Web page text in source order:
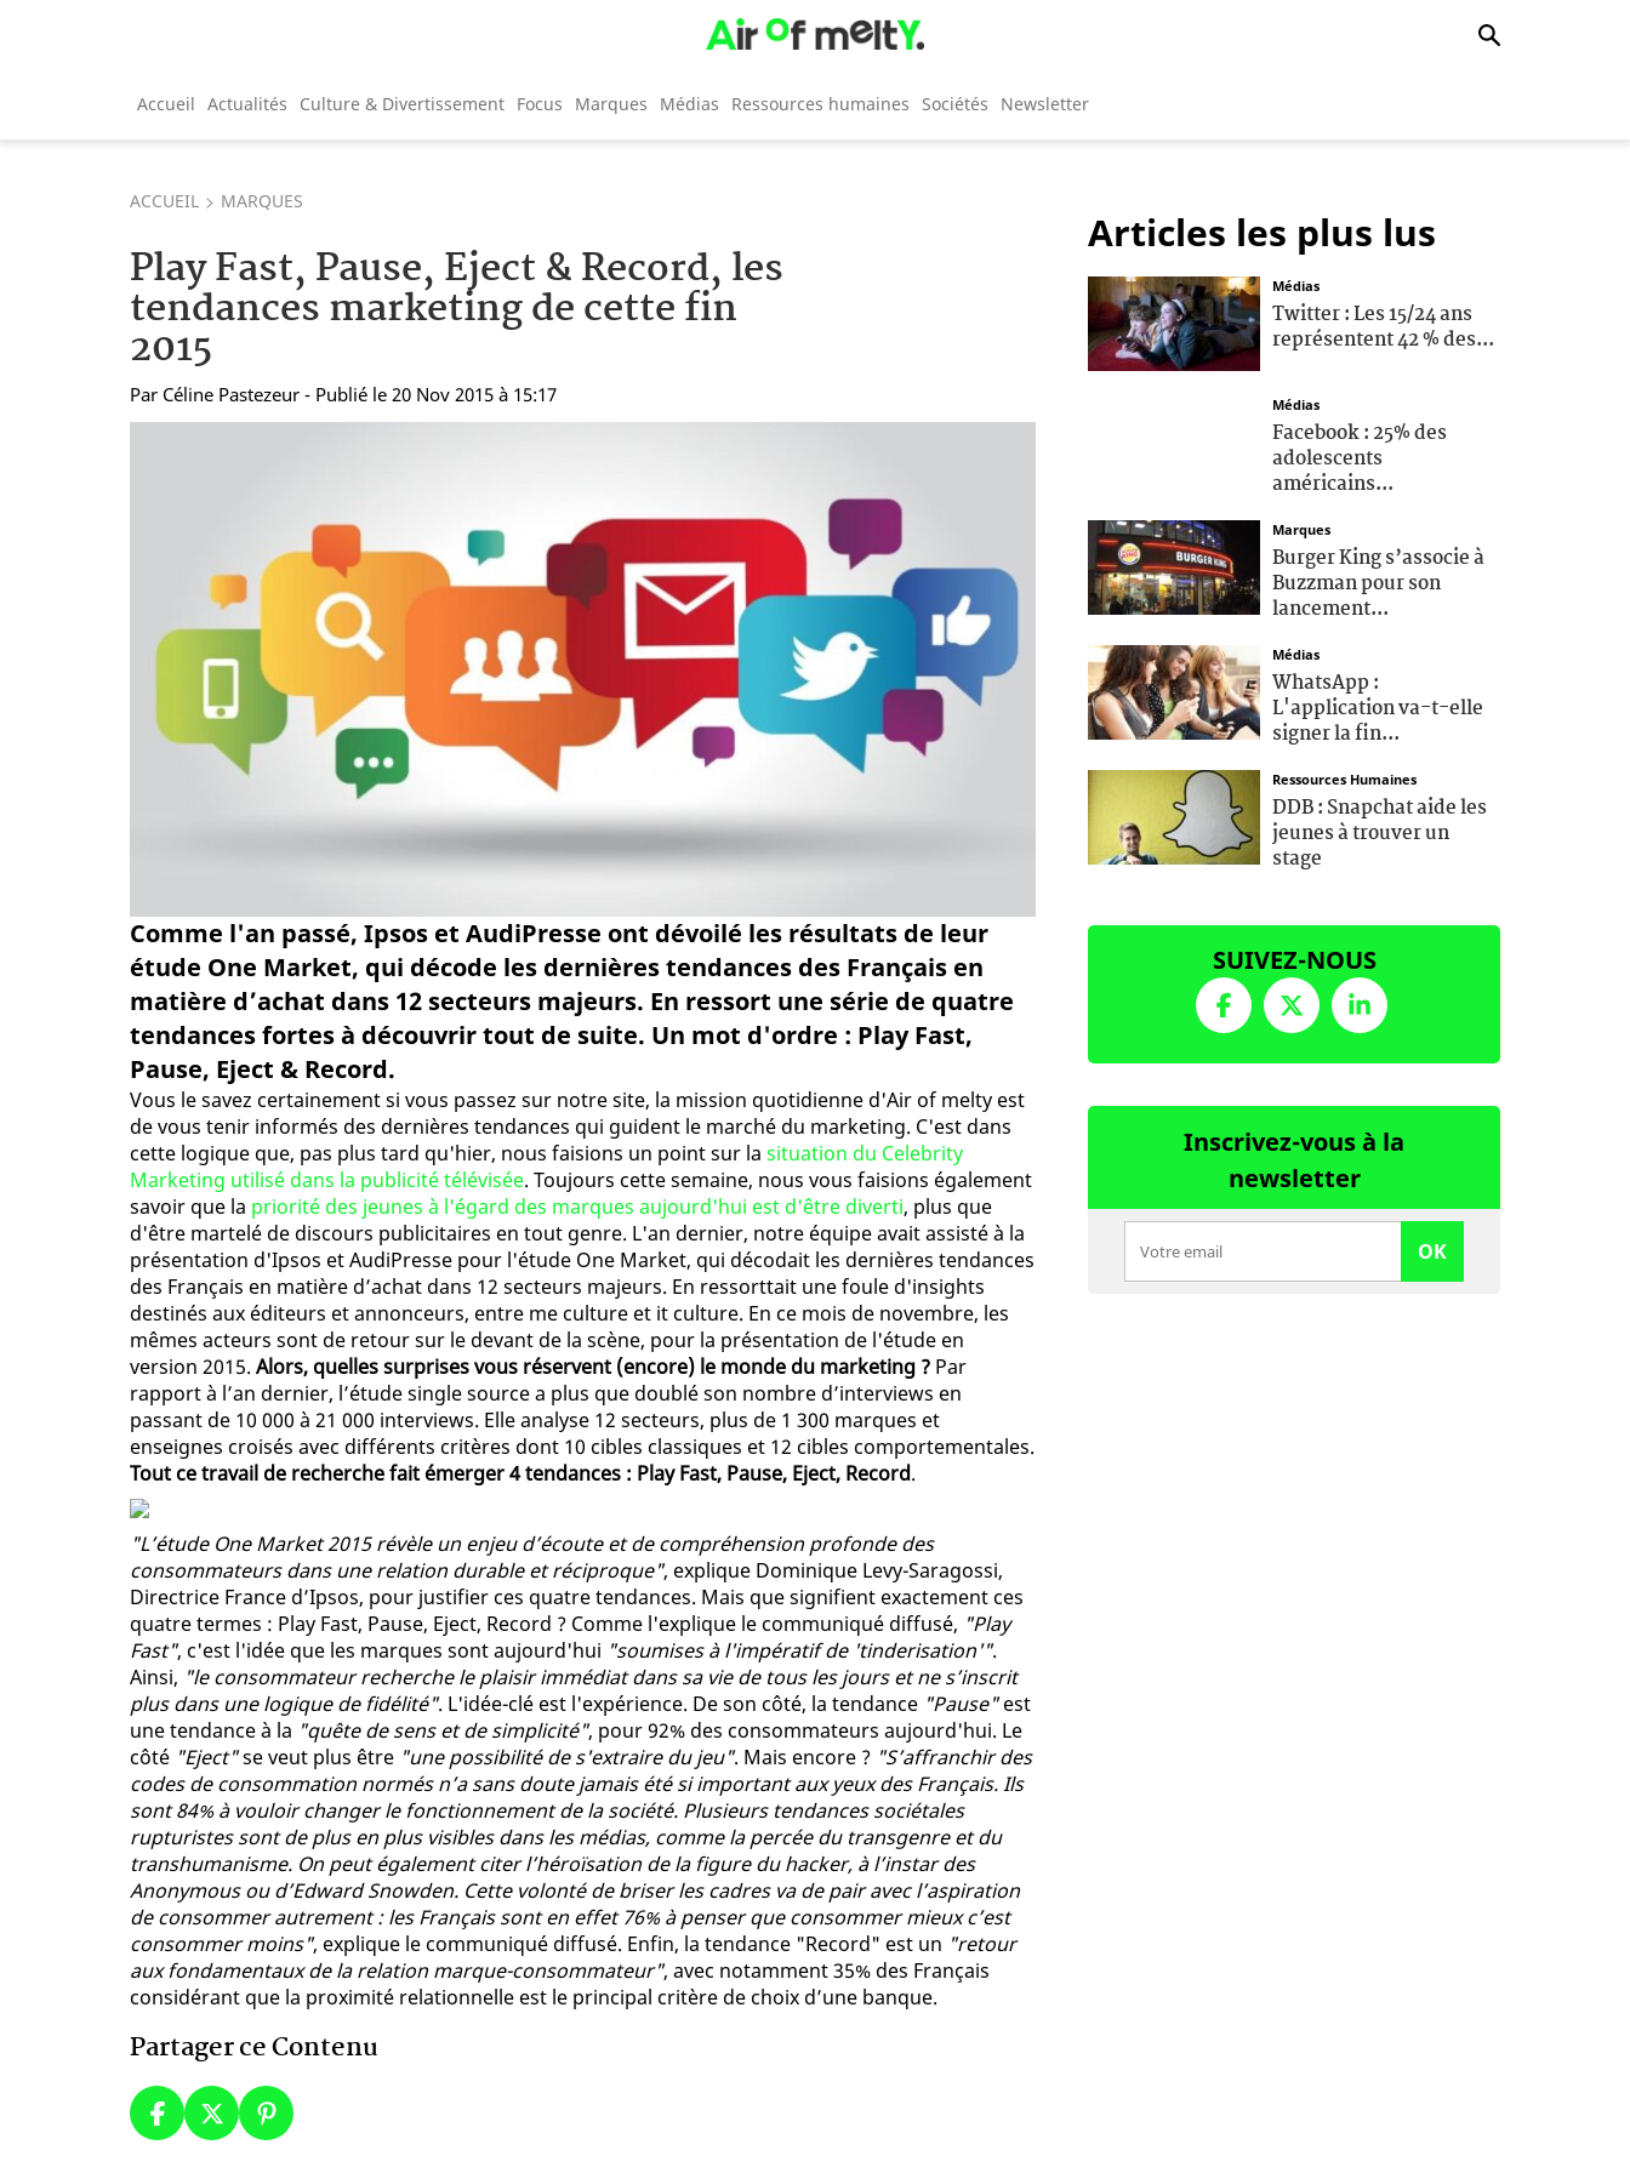
Accueil Actualités Culture & Divertissement Focus Marques Médias Ressources humaines Sociétés Newsletter
ACCUEIL MARQUES
Play Fast, Pause, Eject & Record, les
tendances marketing de cette fin
2015
Par Céline Pastezeur - Publié le 20 Nov 2015 à 15:17
Comme l'an passé, Ipsos et AudiPresse ont dévoilé les résultats de leur
étude One Market, qui décode les dernières tendances des Français en
matière d’achat dans 12 secteurs majeurs. En ressort une série de quatre
tendances fortes à découvrir tout de suite. Un mot d'ordre : Play Fast,
Pause, Eject & Record.
Vous le savez certainement si vous passez sur notre site, la mission quotidienne d'Air of melty est
de vous tenir informés des dernières tendances qui guident le marché du marketing. C'est dans
cette logique que, pas plus tard qu'hier, nous faisions un point sur la situation du Celebrity
Marketing utilisé dans la publicité télévisée. Toujours cette semaine, nous vous faisions également
savoir que la priorité des jeunes à l'égard des marques aujourd'hui est d'être diverti, plus que
d'être martelé de discours publicitaires en tout genre. L'an dernier, notre équipe avait assisté à la
présentation d'Ipsos et AudiPresse pour l'étude One Market, qui décodait les dernières tendances
des Français en matière d’achat dans 12 secteurs majeurs. En ressorttait une foule d'insights
destinés aux éditeurs et annonceurs, entre me culture et it culture. En ce mois de novembre, les
mêmes acteurs sont de retour sur le devant de la scène, pour la présentation de l'étude en
version 2015. Alors, quelles surprises vous réservent (encore) le monde du marketing ? Par
rapport à l’an dernier, l’étude single source a plus que doublé son nombre d’interviews en
passant de 10 000 à 21 000 interviews. Elle analyse 12 secteurs, plus de 1 300 marques et
enseignes croisés avec différents critères dont 10 cibles classiques et 12 cibles comportementales.
Tout ce travail de recherche fait émerger 4 tendances : Play Fast, Pause, Eject, Record.
"L’étude One Market 2015 révèle un enjeu d’écoute et de compréhension profonde des
consommateurs dans une relation durable et réciproque", explique Dominique Levy-Saragossi,
Directrice France d’Ipsos, pour justifier ces quatre tendances. Mais que signifient exactement ces
quatre termes : Play Fast, Pause, Eject, Record ? Comme l'explique le communiqué diffusé, "Play
Fast", c'est l'idée que les marques sont aujourd'hui "soumises à l'impératif de 'tinderisation'".
Ainsi, "le consommateur recherche le plaisir immédiat dans sa vie de tous les jours et ne s’inscrit
plus dans une logique de fidélité". L'idée-clé est l'expérience. De son côté, la tendance "Pause"est
une tendance à la "quête de sens et de simplicité", pour 92% des consommateurs aujourd'hui. Le
côté "Eject"se veut plus être "une possibilité de s'extraire du jeu". Mais encore ? "S’affranchir des
codes de consommation normés n’a sans doute jamais été si important aux yeux des Français. Ils
sont 84% à vouloir changer le fonctionnement de la société. Plusieurs tendances sociétales
rupturistes sont de plus en plus visibles dans les médias, comme la percée du transgenre et du
transhumanisme. On peut également citer l’héroïsation de la figure du hacker, à l’instar des
Anonymous ou d’Edward Snowden. Cette volonté de briser les cadres va de pair avec l’aspiration
de consommer autrement : les Français sont en effet 76% à penser que consommer mieux c’est
consommer moins", explique le communiqué diffusé. Enfin, la tendance "Record" est un "retour
aux fondamentaux de la relation marque-consommateur", avec notamment 35% des Français
considérant que la proximité relationnelle est le principal critère de choix d’une banque.
Partager ce Contenu
Articles les plus lus
Médias
Twitter : Les 15/24 ans
représentent 42 % des...
Médias
Facebook : 25% des
adolescents
américains...
Marques
Burger King s’associe à
Buzzman pour son
lancement...
Médias
WhatsApp :
L'application va-t-elle
signer la fin...
Ressources Humaines
DDB : Snapchat aide les
jeunes à trouver un
stage
SUIVEZ-NOUS
Inscrivez-vous à la
newsletter
OK